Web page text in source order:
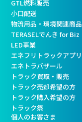
GTL燃料販売
小口配送
物流用品・環境関連商品
TERASELでんき for Biz
LED事業
エネフリトラックアプリ
エネトラバザール
トラック買取・販売
トラック売却希望の方
トラック購入希望の方
トラック祭
個人のお客さま